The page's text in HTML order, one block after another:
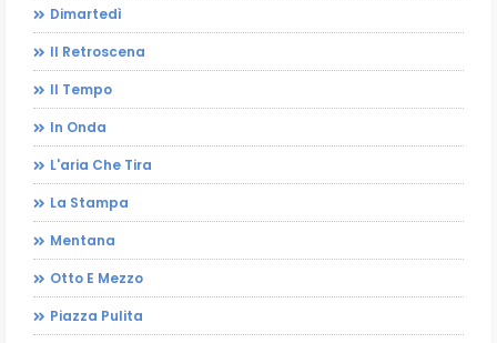
Dimartedì
Il Retroscena
Il Tempo
In Onda
L'aria Che Tira
La Stampa
Mentana
Otto E Mezzo
Piazza Pulita